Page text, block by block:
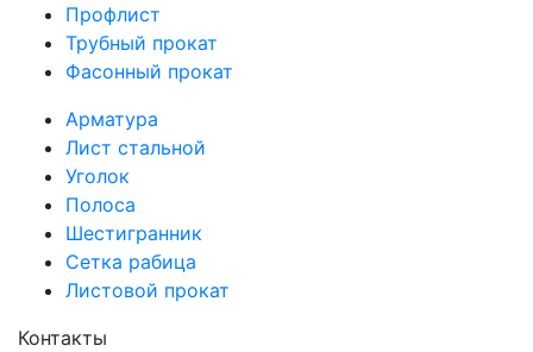
Профлист
Трубный прокат
Фасонный прокат
Арматура
Лист стальной
Уголок
Полоса
Шестигранник
Сетка рабица
Листовой прокат
Контакты